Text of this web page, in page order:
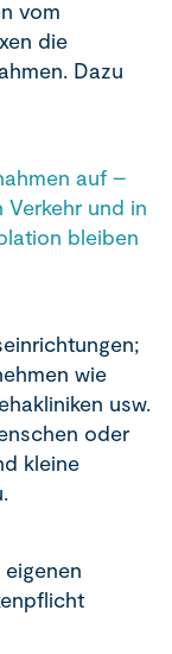
vom
die
Dazu
auf –
und in
bleiben
wie
usw.
oder
kleine